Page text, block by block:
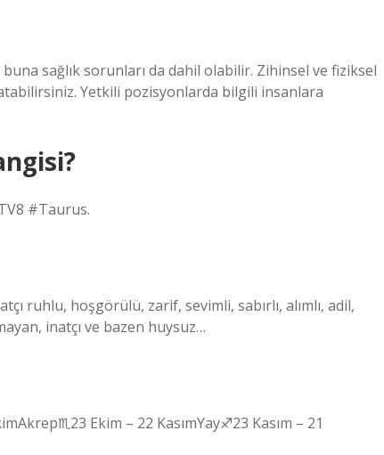
buna sağlık sorunları da dahil olabilir. Zihinsel ve fiziksel
atabilirsiniz. Yetkili pozisyonlarda bilgili insanlara
#Taurus.
ruhlu, hoşgörülü, zarif, sevimli, sabırlı, alımlı, adil,
inatçı ve bazen huysuz…
Ekim – 22 KasımYay♐︎23 Kasım – 21